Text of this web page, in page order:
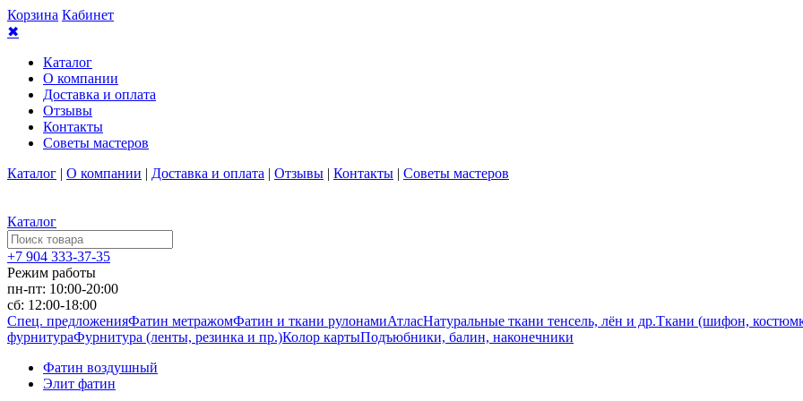
Корзина Кабинет
✖
Каталог
О компании
Доставка и оплата
Отзывы
Контакты
Советы мастеров
Каталог | О компании | Доставка и оплата | Отзывы | Контакты | Советы мастеров
Каталог
+7 904 333-37-35
Режим работы
пн-пт: 10:00-20:00
сб: 12:00-18:00
Спец. предложенияФатин метражомФатин и ткани рулонамиАтласНатуральные ткани тенсель, лён и др.Ткани (шифон,
фурнитураФурнитура (ленты, резинка и пр.)Колор картыПодъюбники, балин, наконечники
Фатин воздушный
Элит фатин